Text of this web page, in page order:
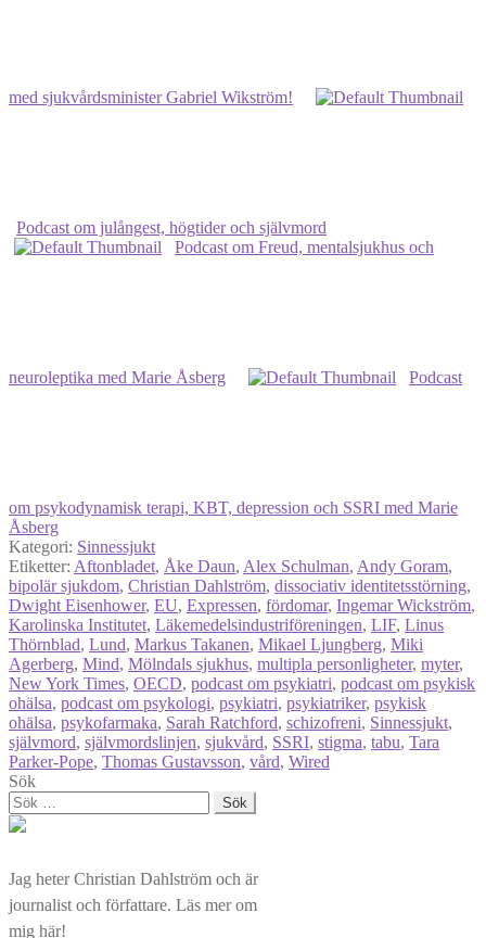
med sjukvårdsminister Gabriel Wikström!
Podcast om julångest, högtider och självmord
Podcast om Freud, mentalsjukhus och
neuroleptika med Marie Åsberg Podcast
om psykodynamisk terapi, KBT, depression och SSRI med Marie
Åsberg
Kategori: Sinnessjukt
Etiketter: Aftonbladet, Åke Daun, Alex Schulman, Andy Goram,
bipolär sjukdom, Christian Dahlström, dissociativ identitetsstörning,
Dwight Eisenhower, EU, Expressen, fördomar, Ingemar Wickström,
Karolinska Institutet, Läkemedelsindustriföreningen, LIF, Linus
Thörnblad, Lund, Markus Takanen, Mikael Ljungberg, Miki
Agerberg, Mind, Mölndals sjukhus, multipla personligheter, myter,
New York Times, OECD, podcast om psykiatri, podcast om psykisk
ohälsa, podcast om psykologi, psykiatri, psykiatriker, psykisk
ohälsa, psykofarmaka, Sarah Ratchford, schizofreni, Sinnessjukt,
självmord, självmordslinjen, sjukvård, SSRI, stigma, tabu, Tara
Parker-Pope, Thomas Gustavsson, vård, Wired
Sök
Sök
efter:
Jag heter Christian Dahlström och är
journalist och författare. Läs mer om
mig här!